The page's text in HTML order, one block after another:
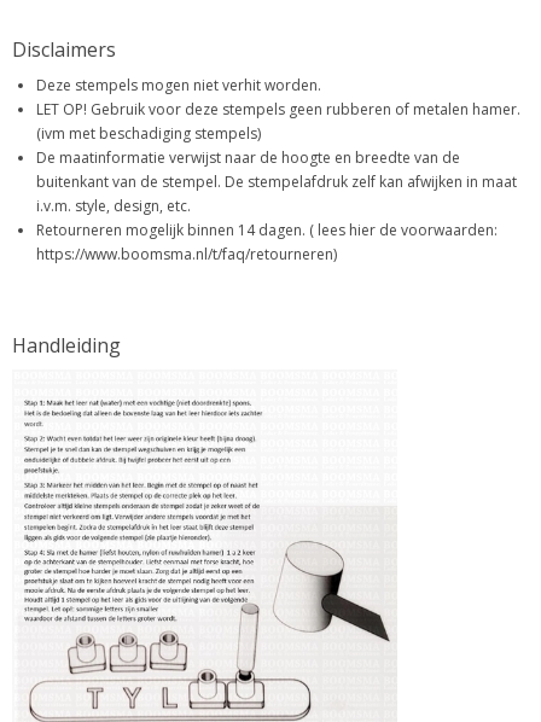
Disclaimers
Deze stempels mogen niet verhit worden.
LET OP! Gebruik voor deze stempels geen rubberen of metalen hamer.
(ivm met beschadiging stempels)
De maatinformatie verwijst naar de hoogte en breedte van de
buitenkant van de stempel. De stempelafdruk zelf kan afwijken in maat
i.v.m. style, design, etc.
Retourneren mogelijk binnen 14 dagen. ( lees hier de voorwaarden:
https://www.boomsma.nl/t/faq/retourneren)
Handleiding